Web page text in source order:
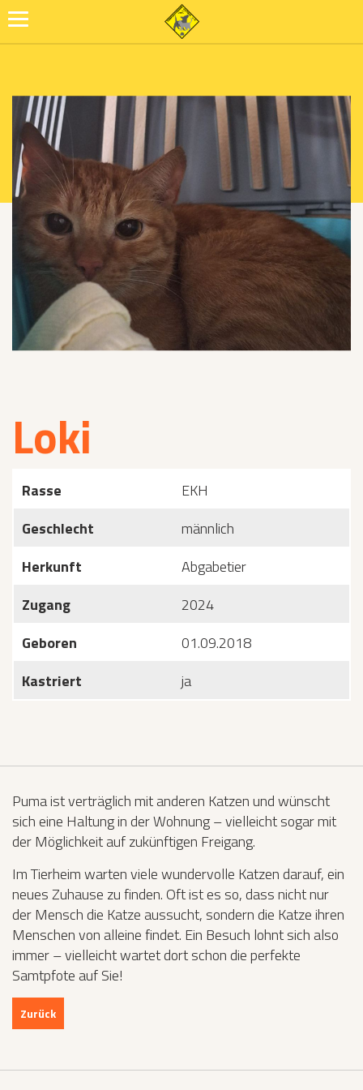
Loki
Rasse
EKH
Geschlecht
männlich
Herkunft
Abgabetier
Zugang
2024
Geboren
01.09.2018
Kastriert
ja
Puma ist verträglich mit anderen Katzen und wünscht
sich eine Haltung in der Wohnung – vielleicht sogar mit
der Möglichkeit auf zukünftigen Freigang.
Im Tierheim warten viele wundervolle Katzen darauf, ein
neues Zuhause zu finden. Oft ist es so, dass nicht nur
der Mensch die Katze aussucht, sondern die Katze ihren
Menschen von alleine findet. Ein Besuch lohnt sich also
immer – vielleicht wartet dort schon die perfekte
Samtpfote auf Sie!
Zurück